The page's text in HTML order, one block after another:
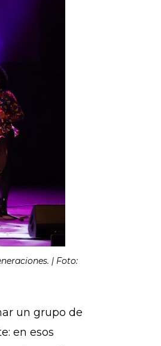
| Foto:
un grupo de
en esos